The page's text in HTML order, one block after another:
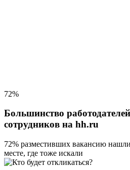
72%
Большинство
сотрудников на hh.ru
72% разместивших вакансию
месте, где тоже искали